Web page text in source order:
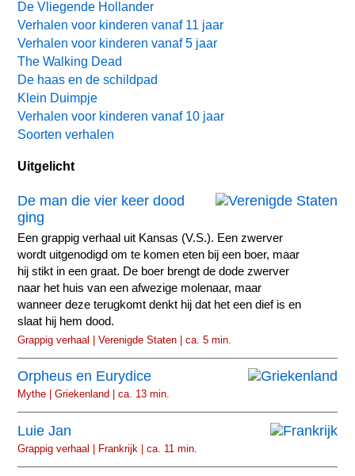
De Vliegende Hollander
Verhalen voor kinderen vanaf 11 jaar
Verhalen voor kinderen vanaf 5 jaar
The Walking Dead
De haas en de schildpad
Klein Duimpje
Verhalen voor kinderen vanaf 10 jaar
Soorten verhalen
Uitgelicht
De man die vier keer dood
ging
Een grappig verhaal uit Kansas (V.S.). Een zwerver
wordt uitgenodigd om te komen eten bij een boer, maar
hij stikt in een graat. De boer brengt de dode zwerver
naar het huis van een afwezige molenaar, maar
wanneer deze terugkomt denkt hij dat het een dief is en
slaat hij hem dood.
Grappig verhaal | Verenigde Staten | ca. 5 min.
Orpheus en Eurydice
Mythe | Griekenland | ca. 13 min.
Luie Jan
Grappig verhaal | Frankrijk | ca. 11 min.